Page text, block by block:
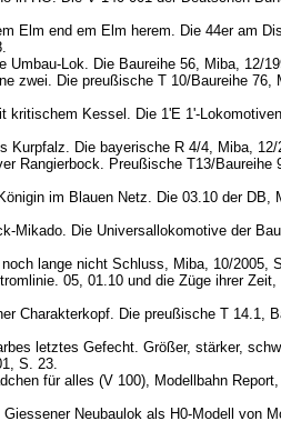
Elm end em Elm herem. Die 44er am
Umbau-Lok. Die Baureihe 56, Miba, 12/
zwei. Die preußische T 10/Baureihe 76,
kritischem Kessel. Die 1'E 1'-
Kurpfalz. Die bayerische R 4/4, Miba, 12/
Rangierbock. Preußische T13/Baureihe
im Blauen Netz. Die 03.10 der DB,
Mikado. Die Universallokomotive der
lange nicht Schluss, Miba, 10/2005,
05, 01.10 und die Züge ihrer Zeit,
Charakterkopf. Die preußische T 14.1,
letztes Gefecht. Größer, stärker,
S. 23.
für alles (V 100), Modellbahn
Giessener Neubaulok als H0-Modell von